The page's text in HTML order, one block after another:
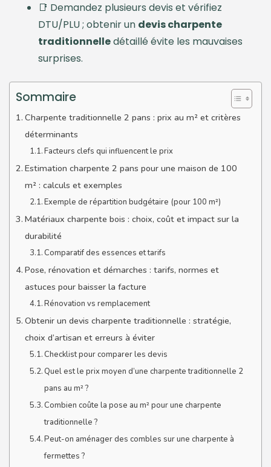
📑 Demandez plusieurs devis et vérifiez
DTU/PLU ; obtenir un devis charpente
traditionnelledétaillé évite les mauvaises
surprises.
Sommaire
Charpente traditionnelle 2 pans : prix au m² et critères
déterminants
Facteurs clefs qui influencent le prix
Estimation charpente 2 pans pour une maison de 100
m² : calculs et exemples
Exemple de répartition budgétaire (pour 100 m²)
Matériaux charpente bois : choix, coût et impact sur la
durabilité
Comparatif des essences et tarifs
Pose, rénovation et démarches : tarifs, normes et
astuces pour baisser la facture
Rénovation vs remplacement
Obtenir un devis charpente traditionnelle : stratégie,
choix d’artisan et erreurs à éviter
Checklist pour comparer les devis
Quel est le prix moyen d’une charpente traditionnelle 2
pans au m² ?
Combien coûte la pose au m² pour une charpente
traditionnelle ?
Peut-on aménager des combles sur une charpente à
fermettes ?